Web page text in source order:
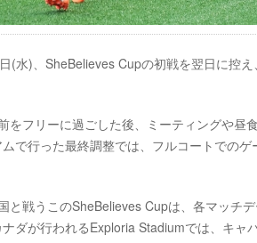
(水)、SheBelieves Cupの初戦を翌日に控
フリーに過ごした後、ミーティングや昼
で行った最終調整では、フルコートでのゲ
と戦うこのSheBelieves Cupは、各マッチ
ダが行われるExploria Stadiumでは、キ